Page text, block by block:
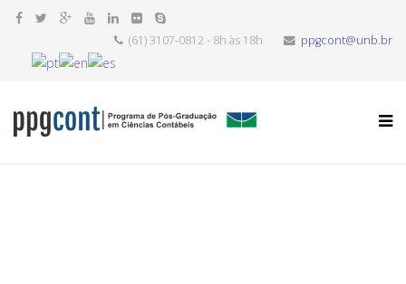
(61) 3107-0812 - 8h às 18h ppgcont@unb.br